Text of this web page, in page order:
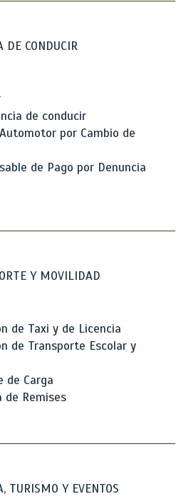
DE CONDUCIR
de conducir
por Cambio de
de Pago por Denuncia
Y MOVILIDAD
de Taxi y de Licencia
de Transporte Escolar y
de Carga
de Remises
TURISMO Y EVENTOS